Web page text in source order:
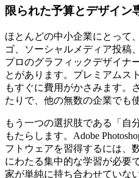
限られた予算とデザイン
ほとんどの中小企業にとって
ゴ、ソーシャルメディア投稿
プロのグラフィックデザイナ
とがあります。プレミアムス
もすぐに費用がかさみます。
たりで、他の無数の企業でも
もう一つの選択肢である「自
もたらします。Adobe
フトウェアを習得するには、
にわたる集中的な学習が必要
家が単純に持ち合わせていな